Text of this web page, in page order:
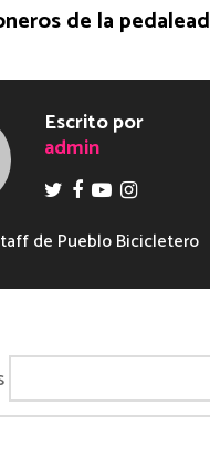
de la
Escrito por
admin
de Pueblo Bicicletero